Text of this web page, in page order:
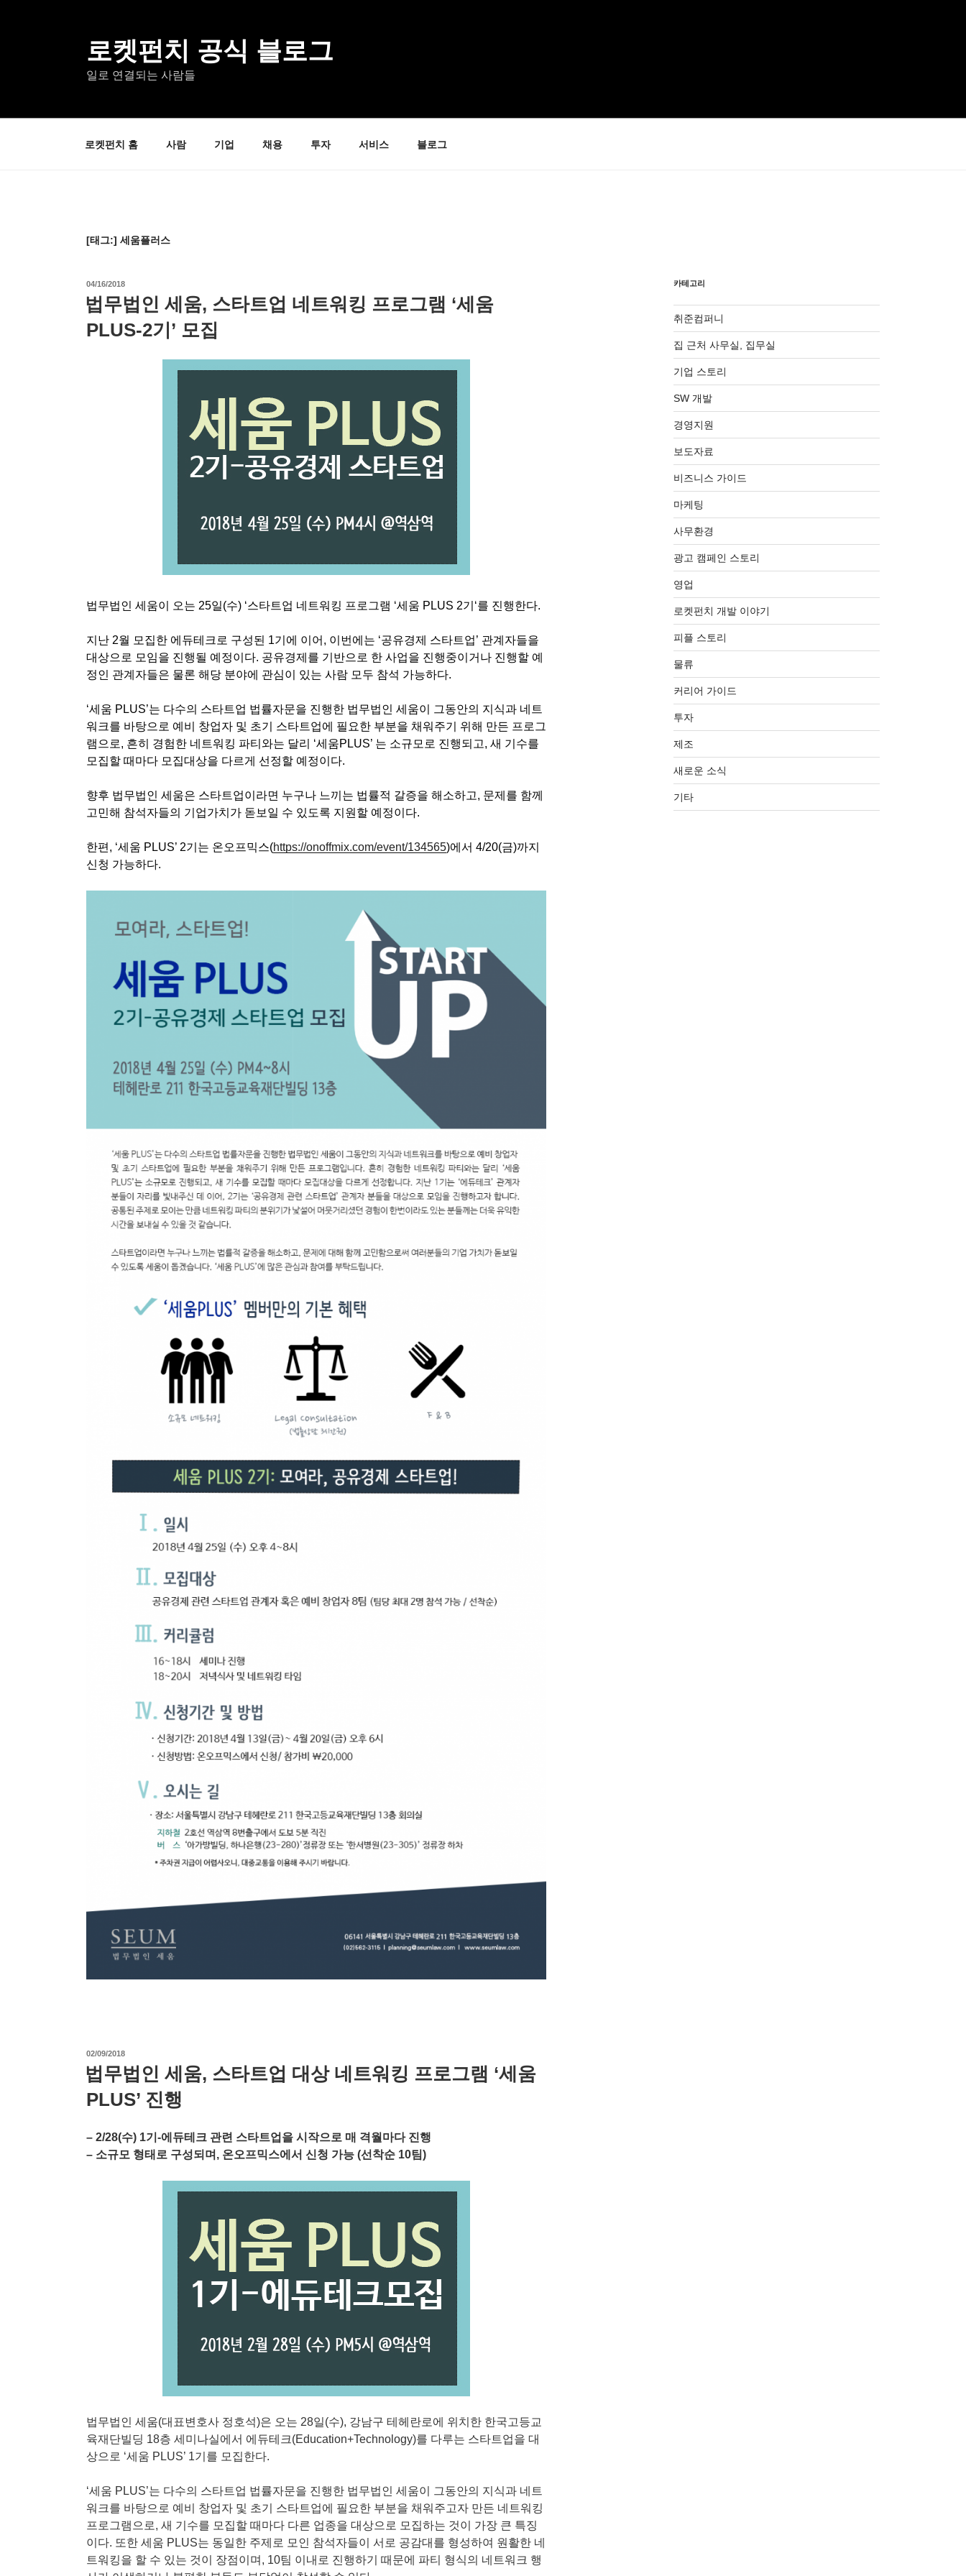
로켓펀치 공식 블로그
일로 연결되는 사람들
로켓펀치 홈 사람 기업 채용 투자 서비스 블로그
[태그:] 세움플러스
작
성
일
04/16/2018
법무법인 세움, 스타트업 네트워킹 프로그램 ‘세움
PLUS-2기’ 모집
법무법인 세움이 오는 25일(수) ‘스타트업 네트워킹 프로그램 ‘세움 PLUS 2기 ‘를 진행한다.
지난 2월 모집한 에듀테크로 구성된 1기에 이어 , 이번에는 ‘공유경제 스타트업’ 관계자들을
대상으로 모임을 진행될 예정이다. 공유경제를 기반으로 한 사업을 진행중이거나 진행할 예
정인 관계자들은 물론 해당 분야에 관심이 있는 사람 모두 참석 가능하다.
‘세움 PLUS’는 다수의 스타트업 법률자문을 진행한 법무법인 세움이 그동안의 지식과 네트
워크를 바탕으로 예비 창업자 및 초기 스타트업에 필요한 부분을 채워주기 위해 만든 프로그
램으로, 흔히 경험한 네트워킹 파티와는 달리 ‘세움PLUS’ 는 소규모로 진행되고, 새 기수를
모집할 때마다 모집대상을 다르게 선정할 예정이다.
향후 법무법인 세움은 스타트업이라면 누구나 느끼는 법률적 갈증을 해소하고, 문제를 함께
고민해 참석자들의 기업가치가 돋보일 수 있도록 지원할 예정이다.
한편 , ‘세움 PLUS’ 2기는 온오프믹스(https://onoffmix.com/event/134565)에서 4/20(금)까지
신청 가능하다.
작
성
일
02/09/2018
법무법인 세움, 스타트업 대상 네트워킹 프로그램 ‘세움
PLUS’ 진행
– 2/28(수) 1기-에듀테크 관련 스타트업을 시작으로 매 격월마다 진행
– 소규모 형태로 구성되며, 온오프믹스에서 신청 가능 (선착순 10팀)
법무법인 세움(대표변호사 정호석)은 오는 28일(수), 강남구 테헤란로에 위치한 한국고등교
육재단빌딩 18층 세미나실에서 에듀테크(Education+Technology)를 다루는 스타트업을 대
상으로 ‘세움 PLUS’ 1기를 모집한다.
‘세움 PLUS’는 다수의 스타트업 법률자문을 진행한 법무법인 세움이 그동안의 지식과 네트
워크를 바탕으로 예비 창업자 및 초기 스타트업에 필요한 부분을 채워주고자 만든 네트워킹
프로그램으로, 새 기수를 모집할 때마다 다른 업종을 대상으로 모집하는 것이 가장 큰 특징
이다. 또한 세움 PLUS는 동일한 주제로 모인 참석자들이 서로 공감대를 형성하여 원활한 네
트워킹을 할 수 있는 것이 장점이며, 10팀 이내로 진행하기 때문에 파티 형식의 네트워크 행
카테고리
취준컴퍼니
집 근처 사무실, 집무실
기업 스토리
SW 개발
경영지원
보도자료
비즈니스 가이드
마케팅
사무환경
광고 캠페인 스토리
영업
로켓펀치 개발 이야기
피플 스토리
물류
커리어 가이드
투자
제조
새로운 소식
기타